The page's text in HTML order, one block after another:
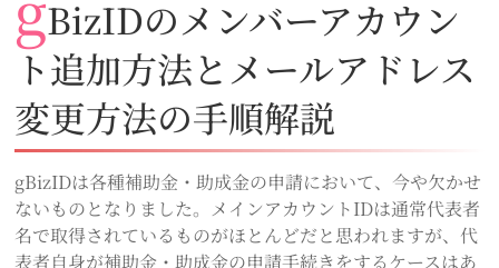
BizIDのメンバーアカウン
ト追加方法とメールアドレス
変更方法の手順解説
gBizIDは各種補助金・助成金の申請において、今や欠かせ
ないものとなりました。メインアカウントIDは通常代表者
名で取得されているものがほとんどだと思われますが、代
表者自身が補助金・助成金の申請手続きをするケースはあ